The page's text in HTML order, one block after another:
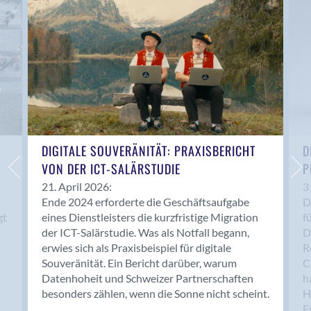
Anwil
Appenzell
Au SG
Baar
Baden
Balsthal
Balzers
Basel
Bassersdorf
Belp
Bendern
Benken (SG)
Bergdietikon
Berlin
Bern
Bern - Liebefeld
DIGITALE SOUVERÄNITÄT: PRAXISBERICHT
VON DER ICT-SALÄRSTUDIE
21. April 2026:
Ende 2024 erforderte die Geschäftsaufgabe
eines Dienstleisters die kurzfristige Migration
der ICT-Salärstudie. Was als Notfall begann,
erwies sich als Praxisbeispiel für digitale
Souveränität. Ein Bericht darüber, warum
Datenhoheit und Schweizer Partnerschaften
besonders zählen, wenn die Sonne nicht scheint.